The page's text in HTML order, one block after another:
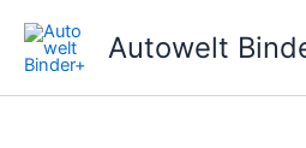
Inhalt
springen
Autowelt